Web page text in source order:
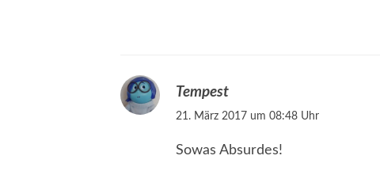
Tempest
21. März 2017 um 08:48 Uhr
Sowas Absurdes!